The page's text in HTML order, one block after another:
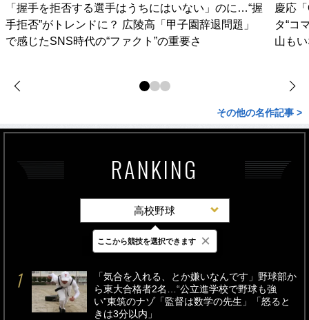
「握手を拒否する選手はうちにはいない」のに…“握
手拒否”がトレンドに？ 広陵高「甲子園辞退問題」
で感じたSNS時代の“ファクト”の重要さ
慶応
タ“コ
山も
その他の名作記事 >
RANKING
高校野球
最新 24時間 週間
「気合を入れる、とか嫌いなんです」野球部か
ら東大合格者2名…“公立進学校で野球も強
い”東筑のナゾ「監督は数学の先生」「怒ると
きは3分以内」
ここから競技を選択できます ×